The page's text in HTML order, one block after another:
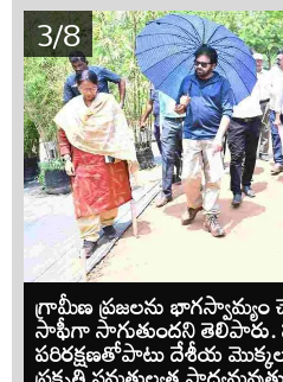
3/8
గ్రామీణ ప్రజలను భాగస్వామ్యం
సాఫీగా సాగుతుందని
పరిరక్షణతోపాటు దేశీయ